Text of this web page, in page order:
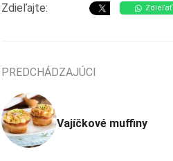
Zdieľajte: Zdieľať
PREDCHÁDZAJÚCI
Vajíčkové muffiny